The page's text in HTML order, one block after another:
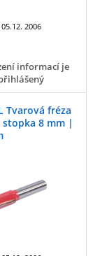
05.12. 2006
informací je
Tvarová fréza
8 mm |